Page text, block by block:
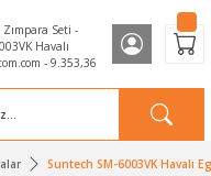
Suntech SM-6003VK Havalı